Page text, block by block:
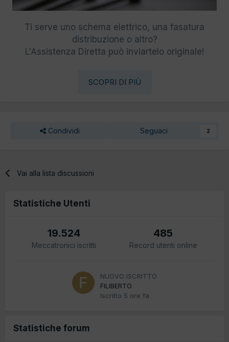
Ti serve uno schema elettrico, una fasatura
distribuzione o altro?
L'Assistenza Diretta può inviartelo originale!
SCOPRI DI PIÙ
Condividi Seguaci 2
Vai alla lista discussioni
Statistiche Utenti
19.524
Meccatronici iscritti
485
Record utenti online
NUOVO ISCRITTO
FILIBERTO
Iscritto 5 ore fa
Statistiche forum